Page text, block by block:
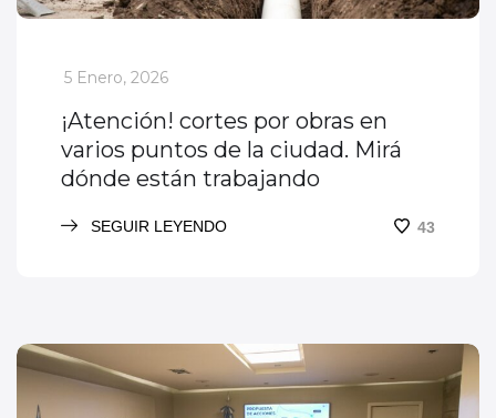
_
5 Enero, 2026
¡Atención! cortes por obras en
varios puntos de la ciudad. Mirá
dónde están trabajando
SEGUIR LEYENDO 43